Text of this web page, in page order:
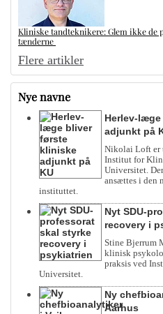
Kliniske tandteknikere: Glem ikke de
tænderne
Flere artikler
Nye navne
Herlev-
adjunkt på
Nikolai Loft
Institut for
Universitet.
ansættes i den
instituttet.
Nyt SDU-
recovery i
Stine Bjerrum
klinisk
praksis ved
Universitet.
Ny
Aarhus